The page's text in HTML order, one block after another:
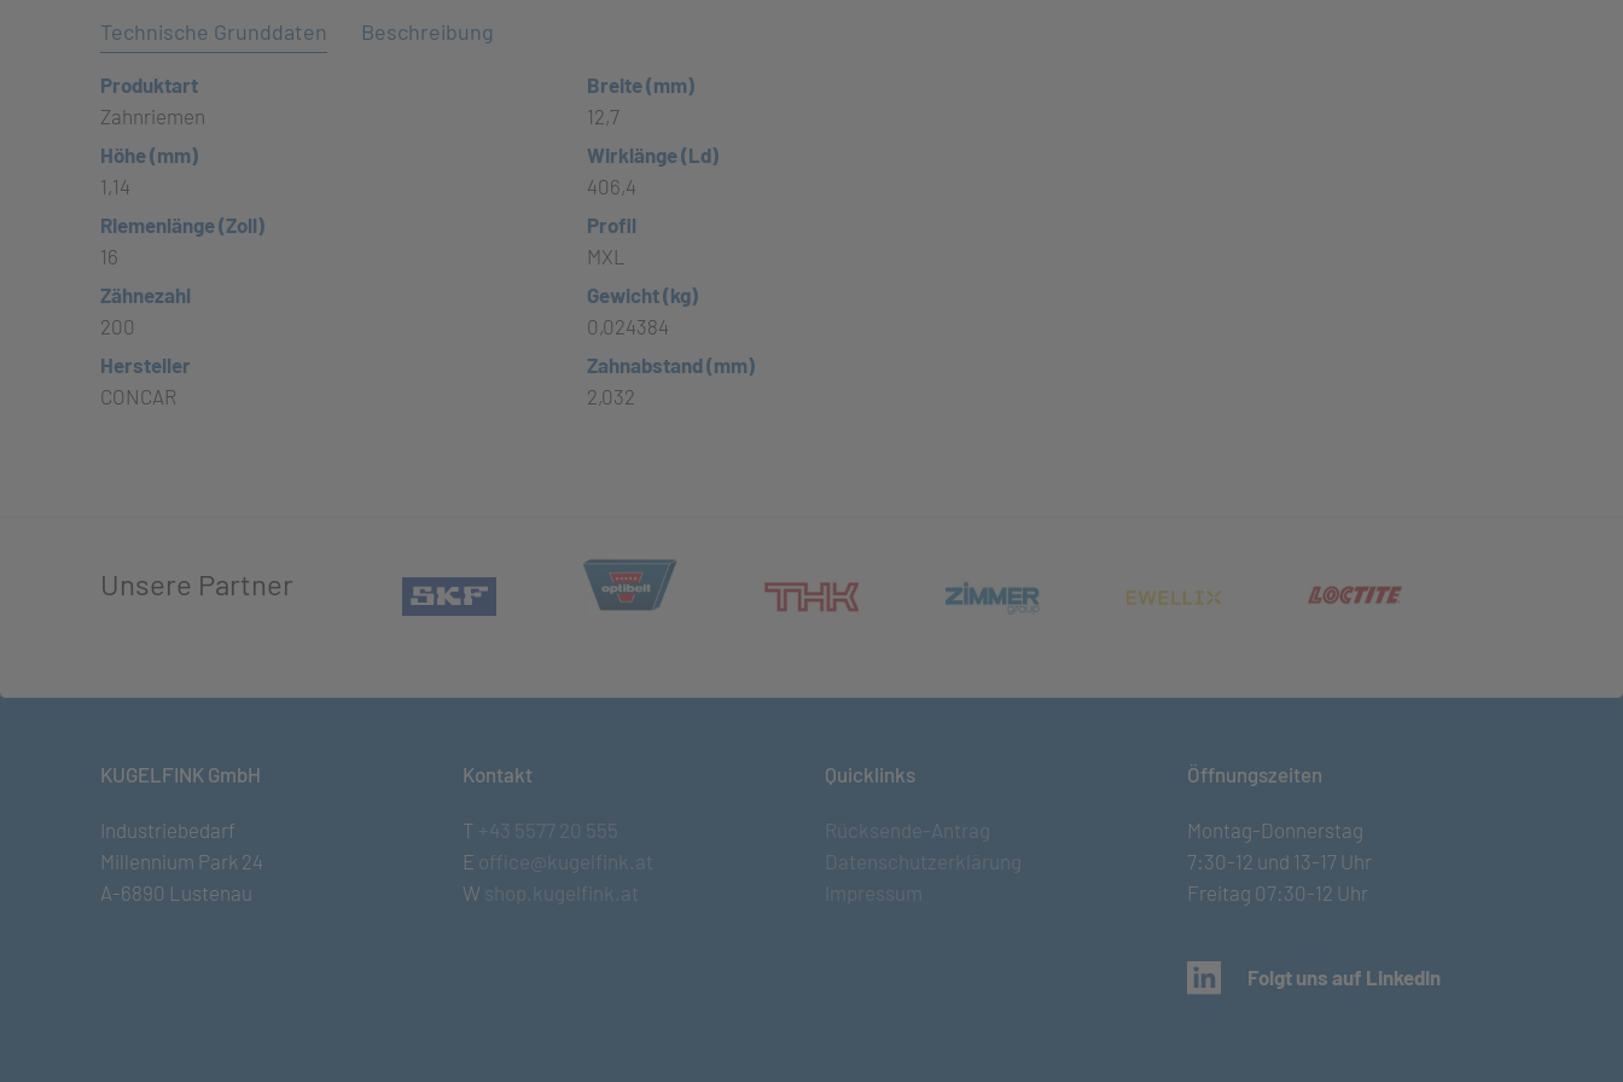
Technische Grunddaten Beschreibung
Produktart
Zahnriemen
Breite (mm)
12,7
Höhe (mm)
1,14
Wirklänge (Ld)
406,4
Riemenlänge (Zoll)
16
Profil
MXL
Zähnezahl
200
Gewicht (kg)
0,024384
Hersteller
CONCAR
Zahnabstand (mm)
2,032
Unsere Partner (öffnet in neuem Tab)
(öffnet in neuem Tab)(öffnet in neuem Tab)(öffnet in neuem Tab)(öffnet in neuem Tab)
KUGELFINK GmbH
Industriebedarf
Millennium Park 24
A-6890 Lustenau
Kontakt
T +43 5577 20 555
E office@kugelfink.at
W shop.kugelfink.at
Quicklinks
Rücksende-Antrag
Datenschutzerklärung
Impressum
Öffnungszeiten
Montag-Donnerstag
7:30-12 und 13-17 Uhr
Freitag 07:30-12 Uhr
(öffnet in neuem Tab)
Folgt uns auf LinkedIn